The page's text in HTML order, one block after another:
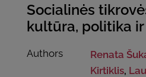
Socialinės
kultūra, politika
Authors Renata
Kirtiklis,